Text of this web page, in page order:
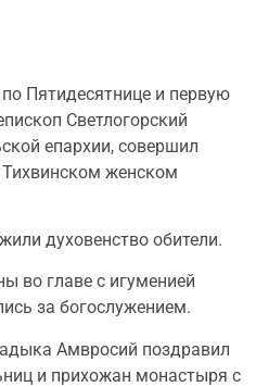
Пятидесятнице и первую
Светлогорский
епархии, совершил
женском
духовенство обители.
во главе с игуменией
за богослужением.
Амвросий поздравил
и прихожан монастыря с